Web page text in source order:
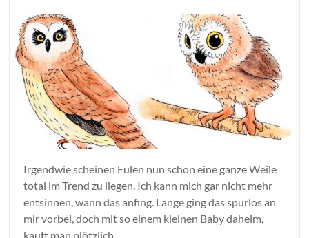
Irgendwie scheinen Eulen nun schon eine ganze Weile
total im Trend zu liegen. Ich kann mich gar nicht mehr
entsinnen, wann das anfing. Lange ging das spurlos an
mir vorbei, doch mit so einem kleinen Baby daheim,
kauft man plötzlich